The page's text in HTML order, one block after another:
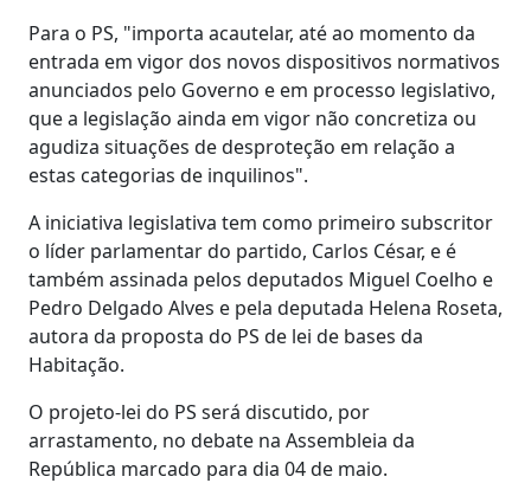
Para o PS, "importa acautelar, até ao momento da
entrada em vigor dos novos dispositivos normativos
anunciados pelo Governo e em processo legislativo,
que a legislação ainda em vigor não concretiza ou
agudiza situações de desproteção em relação a
estas categorias de inquilinos".
A iniciativa legislativa tem como primeiro subscritor
o líder parlamentar do partido, Carlos César, e é
também assinada pelos deputados Miguel Coelho e
Pedro Delgado Alves e pela deputada Helena Roseta,
autora da proposta do PS de lei de bases da
Habitação.
O projeto-lei do PS será discutido, por
arrastamento, no debate na Assembleia da
República marcado para dia 04 de maio.